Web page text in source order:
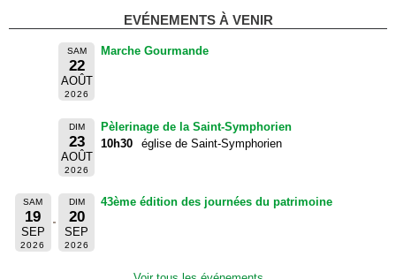
EVÉNEMENTS À VENIR
SAM
22
AOÛT
2026
Marche Gourmande
DIM
23
AOÛT
2026
Pèlerinage de la Saint-Symphorien
10h30
église de Saint-Symphorien
SAM
19
SEP
2026
DIM
20
SEP
2026
43ème édition des journées du patrimoine